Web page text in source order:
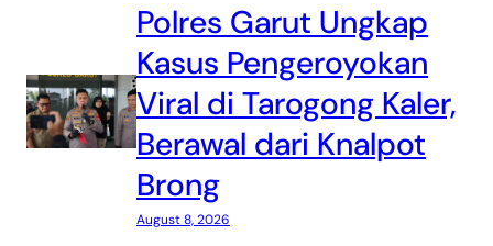
Polres Garut Ungkap
Kasus Pengeroyokan
Viral di Tarogong Kaler,
Berawal dari Knalpot
Brong
August 8, 2026